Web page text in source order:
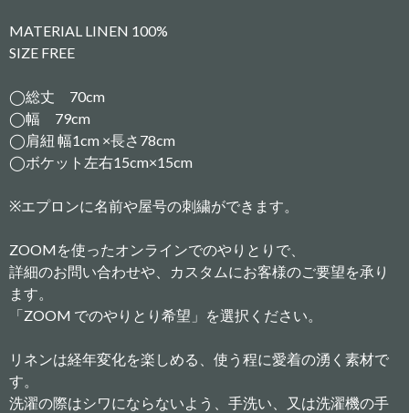
MATERIAL LINEN 100%
SIZE FREE
◯総丈 70cm
◯幅 79cm
◯肩紐 幅1cm ×長さ78cm
◯ボケット左右15cm×15cm
※エプロンに名前や屋号の刺繍ができます。
ZOOMを使ったオンラインでのやりとりで、
詳細のお問い合わせや、カスタムにお客様のご要望を承り
ます。
「ZOOM でのやりとり希望」を選択ください。
リネンは経年変化を楽しめる、使う程に愛着の湧く素材で
す。
洗濯の際はシワにならないよう、手洗い、又は洗濯機の手